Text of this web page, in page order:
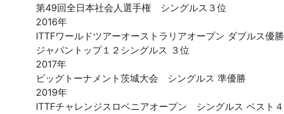
第49回全日本社会人選手権 シングルス３位
2016年
ITTFワールドツアーオーストラリアオープン ダブルス優勝
ジャパントップ１２シングルス ３位
2017年
ビッグトーナメント茨城大会 シングルス 準優勝
2019年
ITTFチャレンジスロベニアオープン シングルス ベスト４